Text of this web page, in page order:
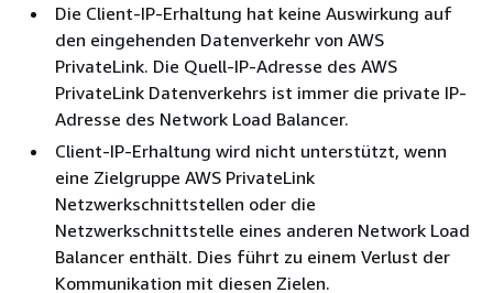
Die Client-IP-Erhaltung hat keine Auswirkung auf
den eingehenden Datenverkehr von AWS
PrivateLink. Die Quell-IP-Adresse des AWS
PrivateLink Datenverkehrs ist immer die private IP-
Adresse des Network Load Balancer.
Client-IP-Erhaltung wird nicht unterstützt, wenn
eine Zielgruppe AWS PrivateLink
Netzwerkschnittstellen oder die
Netzwerkschnittstelle eines anderen Network Load
Balancer enthält. Dies führt zu einem Verlust der
Kommunikation mit diesen Zielen.